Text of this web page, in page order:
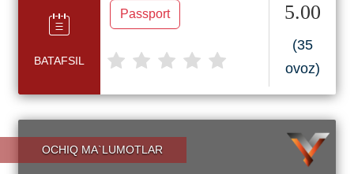
BATAFSIL
Passport 5.00
(35
ovoz)
OCHIQ MA`LUMOTLAR